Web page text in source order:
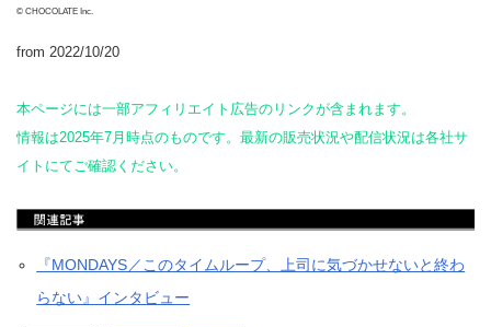
© CHOCOLATE Inc.
from 2022/10/20
本ページには一部アフィリエイト広告のリンクが含まれます。
情報は2025年7月時点のものです。最新の販売状況や配信状況は各社サ
イトにてご確認ください。
『MONDAYS／このタイムループ、上司に気づかせないと終わ
らない』インタビュー